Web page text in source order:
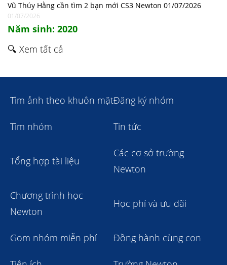
Vũ Thúy Hằng cần tìm 2 bạn mới CS3 Newton 01/07/2026
01/07/2026
Năm sinh: 2020
🔍 Xem tất cả
Tìm ảnh theo khuôn mặtĐăng ký nhóm
Tìm nhóm Tin tức
Tổng hợp tài liệu
Các cơ sở trường
Newton
Chương trình học
Newton
Học phí và ưu đãi
Gom nhóm miễn phí Đồng hành cùng con